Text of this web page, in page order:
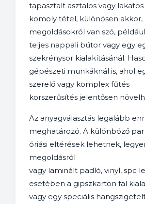
tapasztalt asztalos vagy
komoly tétel, különösen akkor,
megoldásokról van szó,
teljes nappali bútor vagy egy
szekrénysor kialakításánál.
gépészeti munkáknál is, ahol
szerelő vagy komplex fűtés
korszerűsítés jelentősen
Az anyagválasztás legalább
meghatározó. A különböző
óriási eltérések lehetnek,
megoldásról
vagy laminált padló, vinyl, spc
esetében a gipszkarton fal
vagy egy speciális